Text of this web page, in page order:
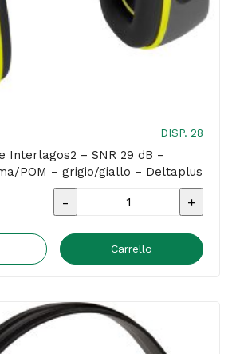
quantità
DISP. 28
Interlagos2 – SNR 29 dB –
POM – grigio/giallo – Deltaplus
Cuffia
Interlagos2
29
Carrello